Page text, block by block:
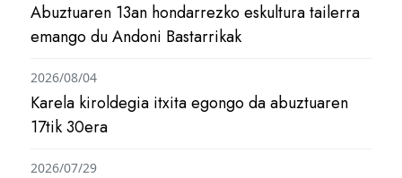
Abuztuaren 13an hondarrezko eskultura tailerra
emango du Andoni Bastarrikak
Karela kiroldegia itxita egongo da abuztuaren
17tik 30era
2026/08/04
2026/07/29